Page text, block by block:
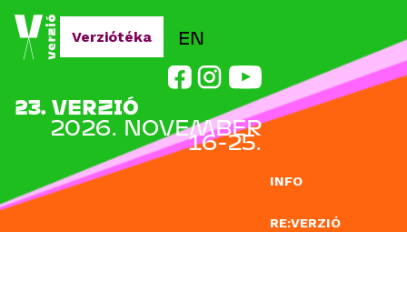
Jump to navigation
INFO
RE:VERZIÓ
EN
23. VERZIÓ
2026. NOVEMBER
16-25.
Verziótéka